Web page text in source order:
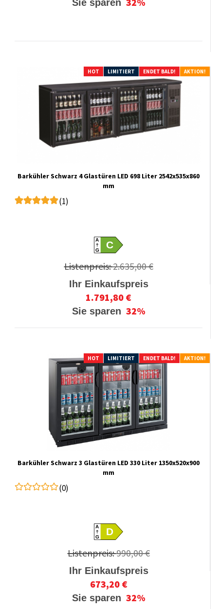
Sie sparen
HOT LIMITIERT ENDET BALD! AKTION!
Barkühler Schwarz 4 Glastüren LED 698 Liter 2542x535x860
mm
(1)
A
GC
Listenpreis:2.635,00 €
Ihr Einkaufspreis
1.791,80 €
Sie sparen 32%
HOT LIMITIERT ENDET BALD! AKTION!
Barkühler Schwarz 3 Glastüren LED 330 Liter 1350x520x900
mm
(0)
A
GD
Listenpreis:990,00 €
Ihr Einkaufspreis
673,20 €
Sie sparen 32%